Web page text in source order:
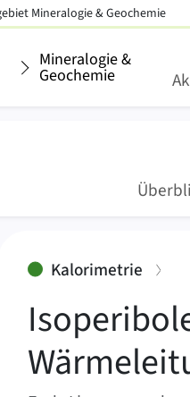
Mineralogie & Geochemie
Mineralogie &
Geochemie
› Labore
Kalorimetrie